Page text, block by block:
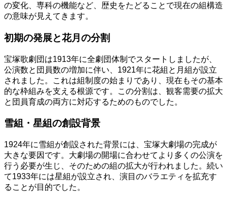
の変化、専科の機能など、歴史をたどることで現在の組構造
の意味が見えてきます。
初期の発展と花月の分割
宝塚歌劇団は1913年に全劇団体制でスタートしましたが、
公演数と団員数の増加に伴い、1921年に花組と月組が設立
されました。これは組制度の始まりであり、現在もその基本
的な枠組みを支える根源です。この分割は、観客需要の拡大
と団員育成の両方に対応するためのものでした。
雪組・星組の創設背景
1924年に雪組が創設された背景には、宝塚大劇場の完成が
大きな要因です。大劇場の開場に合わせてより多くの公演を
行う必要が生じ、そのための組の拡大が行われました。続い
て1933年には星組が設立され、演目のバラエティを拡充す
ることが目的でした。